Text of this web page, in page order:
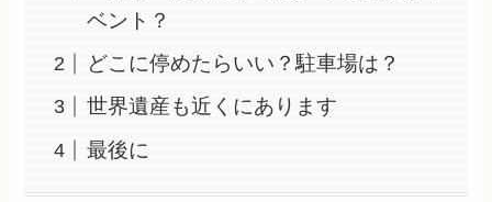
ベント？
どこに停めたらいい？駐車場は？
世界遺産も近くにあります
最後に